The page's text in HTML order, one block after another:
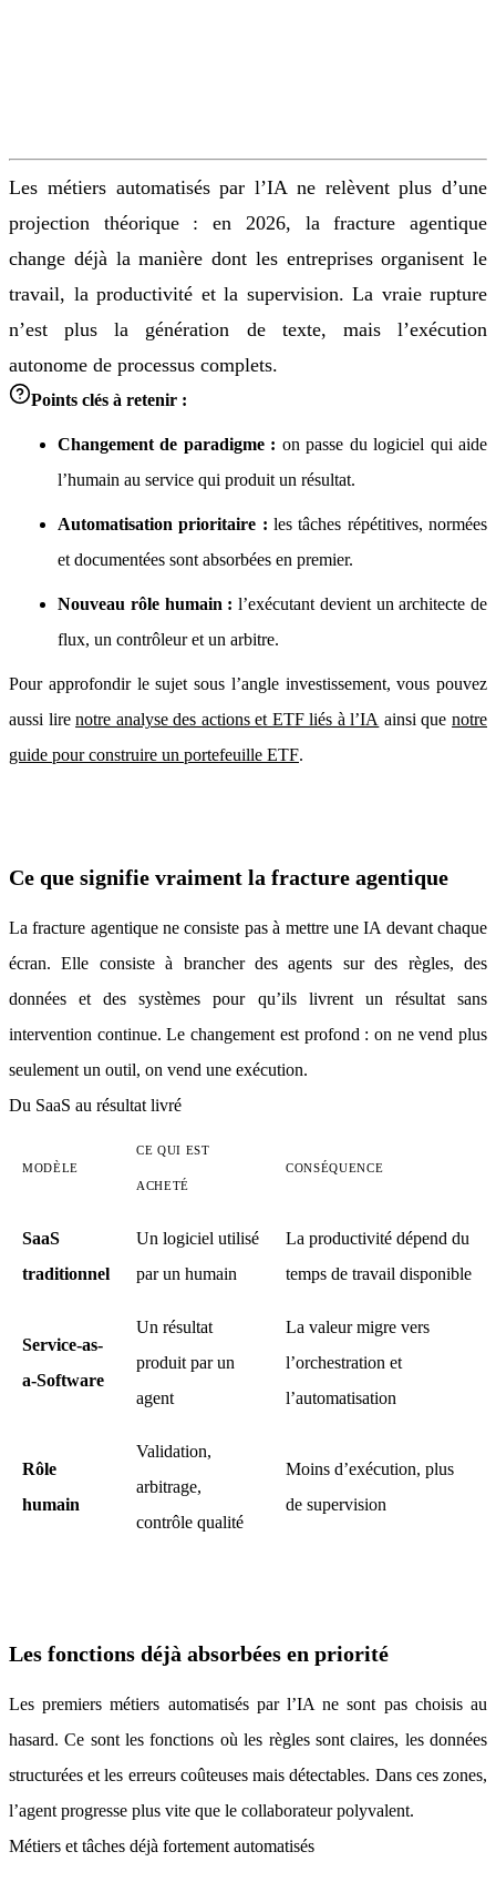
Les métiers automatisés par l’IA ne relèvent plus d’une
projection théorique : en 2026, la fracture agentique
change déjà la manière dont les entreprises organisent le
travail, la productivité et la supervision. La vraie rupture
n’est plus la génération de texte, mais l’exécution
autonome de processus complets.
Points clés à retenir :
Changement de paradigme : on passe du logiciel qui aide
l’humain au service qui produit un résultat.
Automatisation prioritaire : les tâches répétitives, normées
et documentées sont absorbées en premier.
Nouveau rôle humain : l’exécutant devient un architecte de
flux, un contrôleur et un arbitre.
Pour approfondir le sujet sous l’angle investissement, vous pouvez
aussi lirenotre analyse des actions et ETF liés à l’IA ainsi quenotre
guide pour construire un portefeuille ETF.
Ce que signifie vraiment la fracture agentique
La fracture agentique ne consiste pas à mettre une IA devant chaque
écran. Elle consiste à brancher des agents sur des règles, des
données et des systèmes pour qu’ils livrent un résultat sans
intervention continue. Le changement est profond : on ne vend plus
seulement un outil, on vend une exécution.
Du SaaS au résultat livré
MODÈLE
CE QUI EST
ACHETÉ
CONSÉQUENCE
SaaS
traditionnel
Un logiciel utilisé
par un humain
La productivité dépend du
temps de travail disponible
Service-as-
a-Software
Un résultat
produit par un
agent
La valeur migre vers
l’orchestration et
l’automatisation
Rôle
humain
Validation,
arbitrage,
contrôle qualité
Moins d’exécution, plus
de supervision
Les fonctions déjà absorbées en priorité
Les premiers métiers automatisés par l’IA ne sont pas choisis au
hasard. Ce sont les fonctions où les règles sont claires, les données
structurées et les erreurs coûteuses mais détectables. Dans ces zones,
l’agent progresse plus vite que le collaborateur polyvalent.
Métiers et tâches déjà fortement automatisés